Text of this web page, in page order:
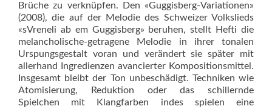
Brüche zu verknüpfen. Den «Guggisberg-Variationen»
(2008), die auf der Melodie des Schweizer Volkslieds
«sVreneli ab em Guggisberg» beruhen, stellt Hefti die
melancholische-getragene Melodie in ihrer tonalen
Urspungsgestalt voran und verändert sie später mit
allerhand Ingredienzen avancierter Kompositionsmittel.
Insgesamt bleibt der Ton unbeschädigt. Techniken wie
Atomisierung, Reduktion oder das schillernde
Spielchen mit Klangfarben indes spielen eine